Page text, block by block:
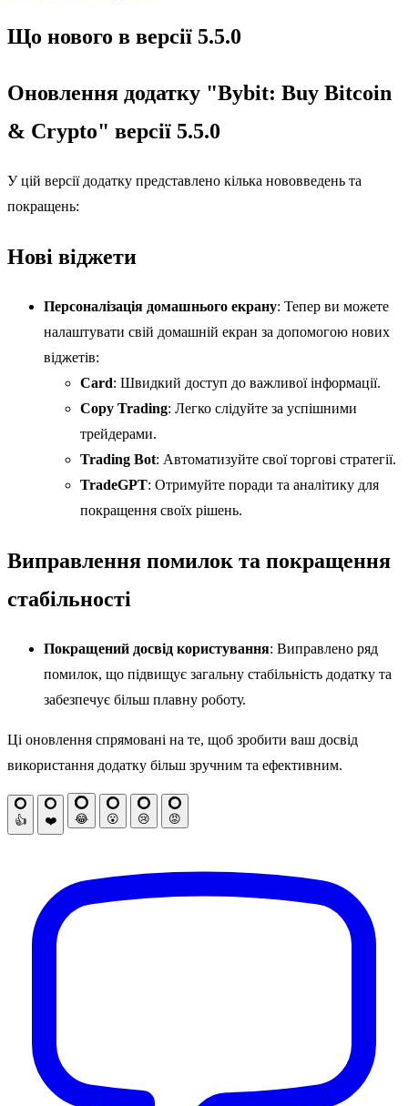
Що нового в версії 5.5.0
Оновлення додатку "Bybit: Buy Bitcoin
& Crypto" версії 5.5.0
У цій версії додатку представлено кілька нововведень та
покращень:
Нові віджети
Персоналізація домашнього екрану: Тепер ви можете
налаштувати свій домашній екран за допомогою нових
віджетів:
Card: Швидкий доступ до важливої інформації.
Copy Trading: Легко слідуйте за успішними
трейдерами.
Trading Bot: Автоматизуйте свої торгові стратегії.
TradeGPT: Отримуйте поради та аналітику для
покращення своїх рішень.
Виправлення помилок та покращення
стабільності
Покращений досвід користування: Виправлено ряд
помилок, що підвищує загальну стабільність додатку та
забезпечує більш плавну роботу.
Ці оновлення спрямовані на те, щоб зробити ваш досвід
використання додатку більш зручним та ефективним.
👍 ❤️ 😂 😮 😢 😡